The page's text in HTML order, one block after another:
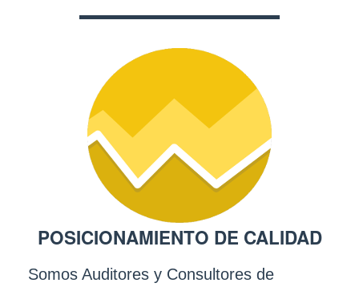
POSICIONAMIENTO DE CALIDAD
Somos Auditores y Consultores de